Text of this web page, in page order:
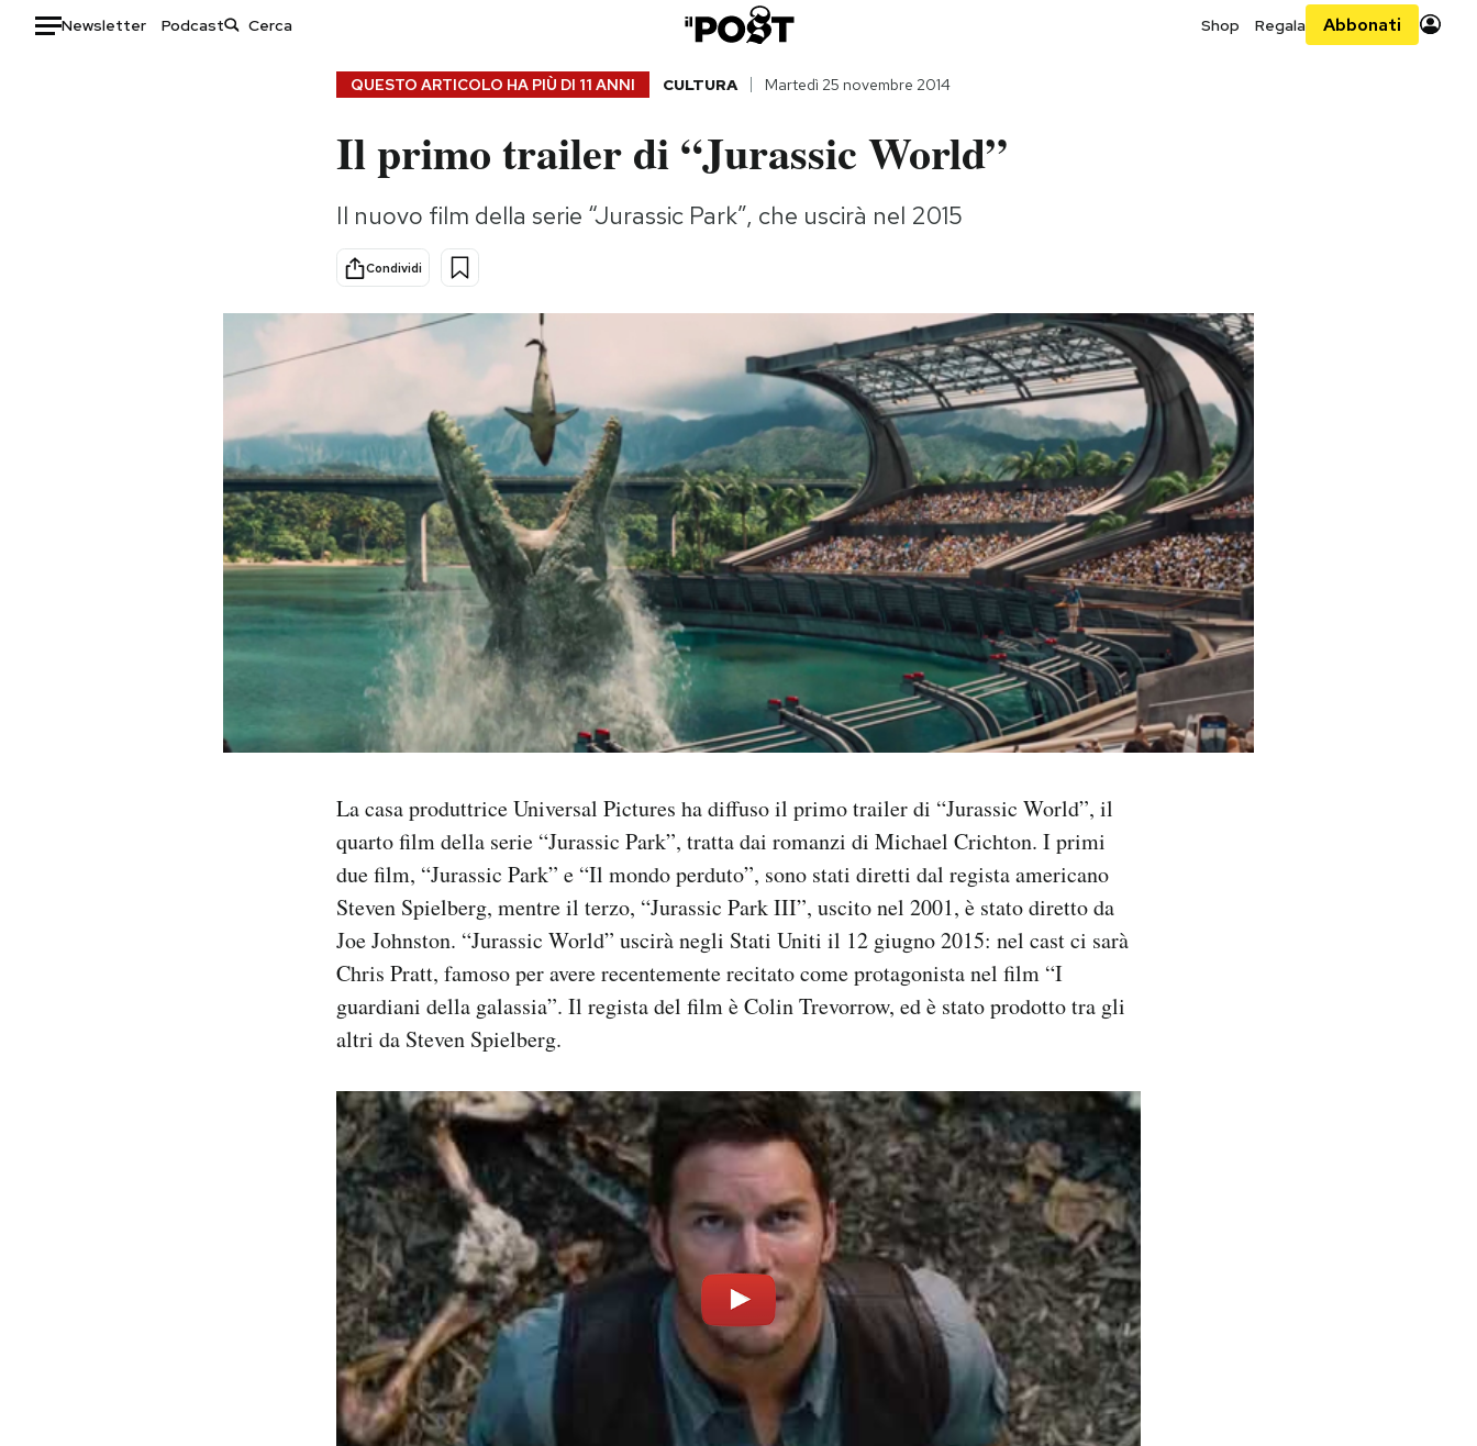
Newsletter Podcast Shop Regala Abbonati
Consumismi
Storie/Idee
Ok Boomer!
Mondiali calcio 2026
QUESTO ARTICOLO HA PIÙ DI 11 ANNI CULTURA Martedì 25 novembre 2014
Il primo trailer di “Jurassic World”
Il nuovo film della serie “Jurassic Park”, che uscirà nel 2015
Condividi
La casa produttrice Universal Pictures ha diffuso il primo trailer di “Jurassic World”, il
quarto film della serie “Jurassic Park”, tratta dai romanzi di Michael Crichton. I primi
due film, “Jurassic Park” e “Il mondo perduto”, sono stati diretti dal regista americano
Steven Spielberg, mentre il terzo, “Jurassic Park III”, uscito nel 2001, è stato diretto da
Joe Johnston. “Jurassic World” uscirà negli Stati Uniti il 12 giugno 2015: nel cast ci sarà
Chris Pratt, famoso per avere recentemente recitato come protagonista nel film “I
guardiani della galassia”. Il regista del film è Colin Trevorrow, ed è stato prodotto tra gli
altri da Steven Spielberg.